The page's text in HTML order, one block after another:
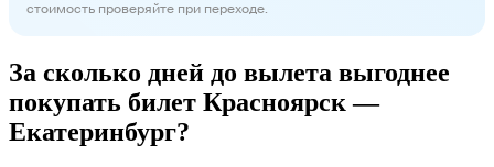
стоимость проверяйте при переходе.
За сколько дней до вылета выгоднее
покупать билет Красноярск —
Екатеринбург?